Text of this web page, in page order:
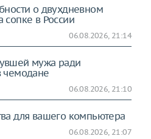
о двухдневном
сопке в России
06.08.2026, 21:14
мужа ради
чемодане
06.08.2026, 21:10
для вашего компьютера
06.08.2026, 21:07